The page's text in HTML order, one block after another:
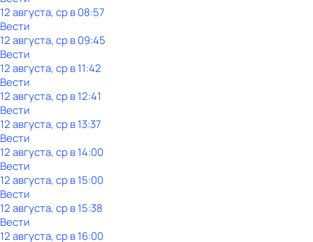
12 августа, ср в 08:57
Вести
12 августа, ср в 09:45
Вести
12 августа, ср в 11:42
Вести
12 августа, ср в 12:41
Вести
12 августа, ср в 13:37
Вести
12 августа, ср в 14:00
Вести
12 августа, ср в 15:00
Вести
12 августа, ср в 15:38
Вести
12 августа, ср в 16:00